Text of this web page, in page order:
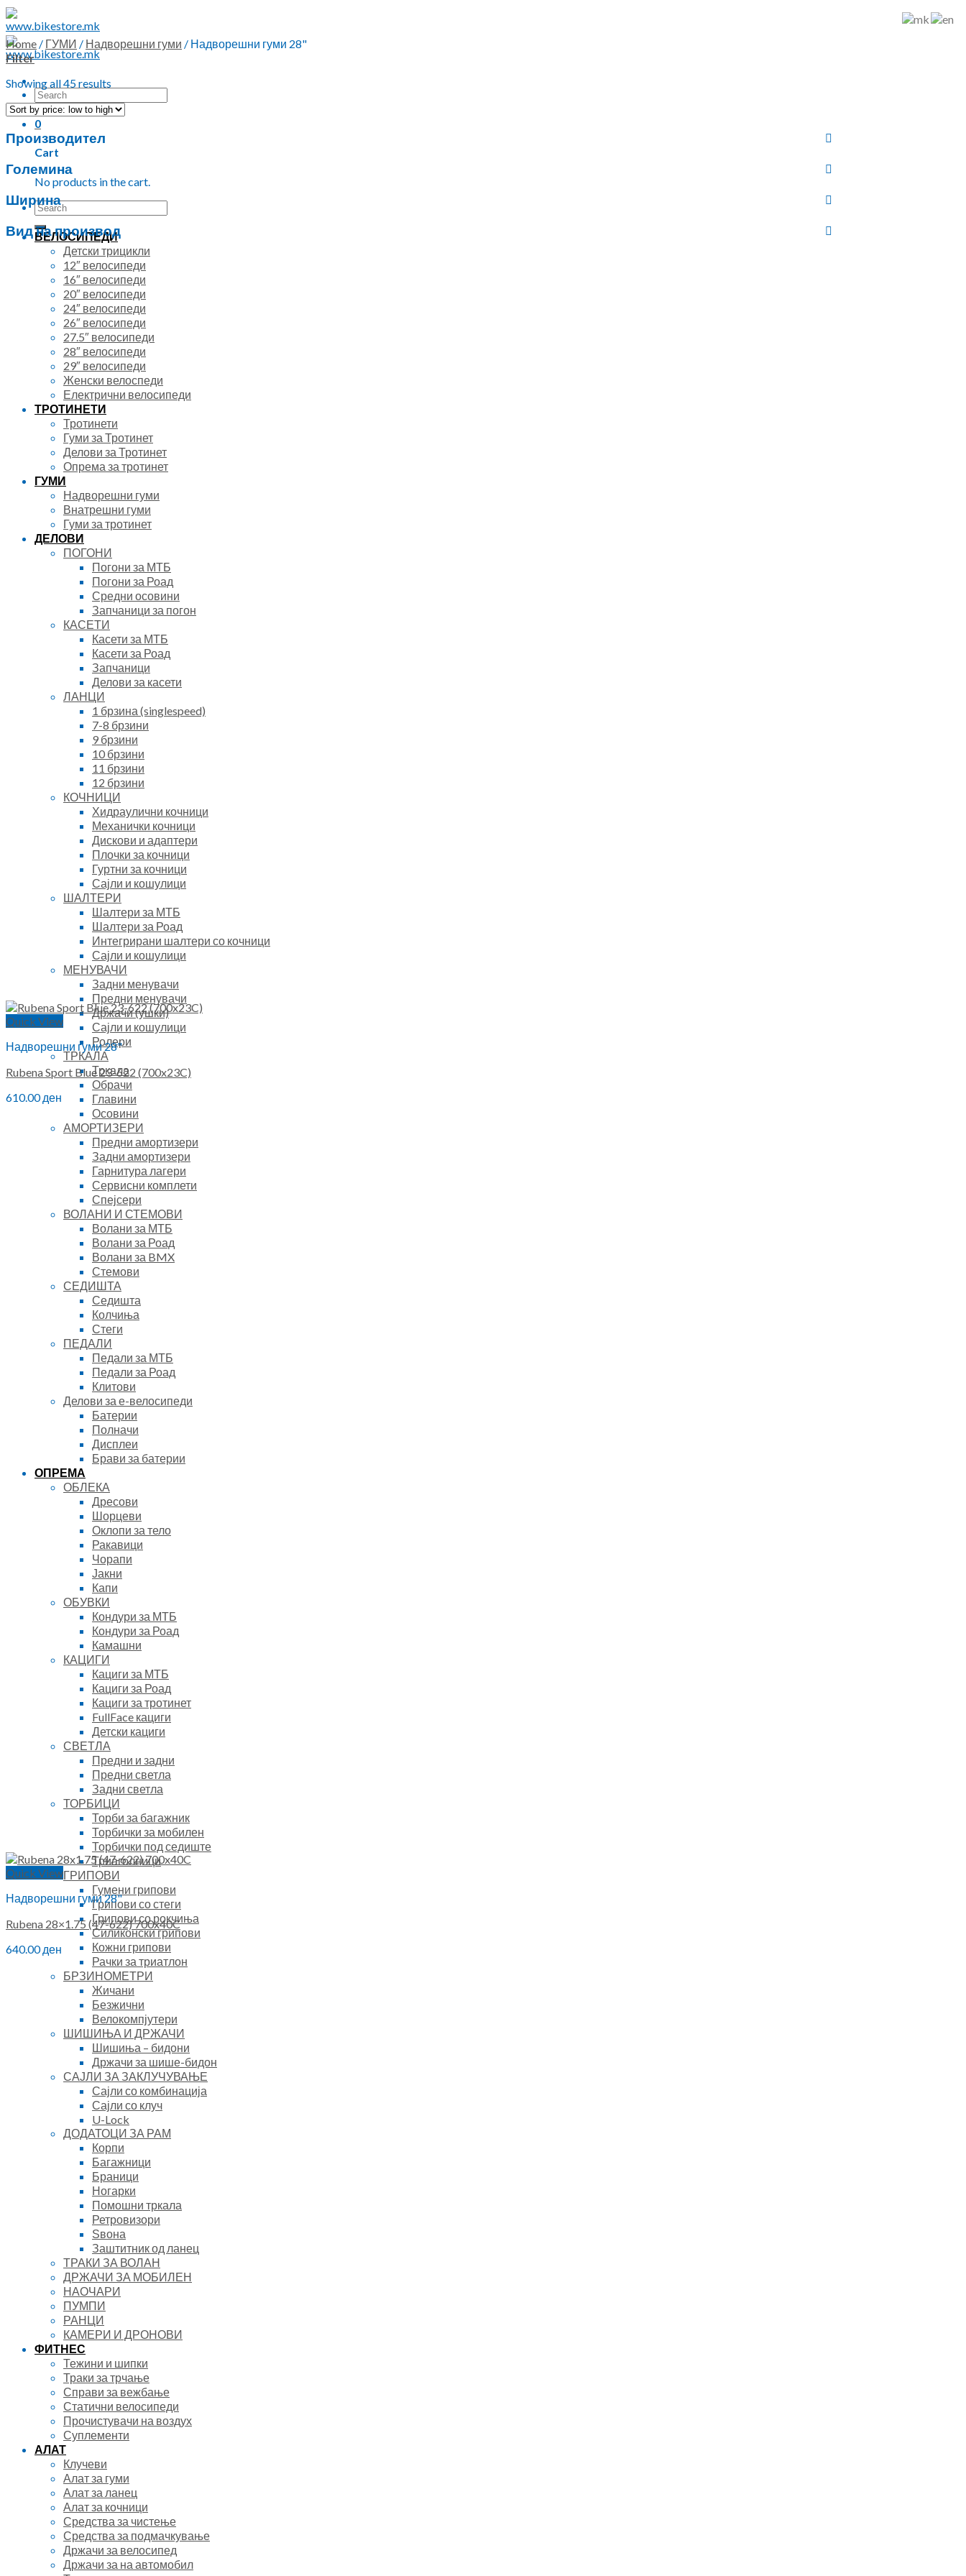
Skip
to
content
Search
for:
0
Cart
No products in the cart.
Search
for:
ВЕЛОСИПЕДИ
Детски трицикли
12″ велосипеди
16″ велосипеди
20″ велосипеди
24″ велосипеди
26″ велосипеди
27.5″ велосипеди
28″ велосипеди
29″ велосипеди
Женски велоспеди
Електрични велосипеди
ТРОТИНЕТИ
Тротинети
Гуми за Тротинет
Делови за Тротинет
Опрема за тротинет
ГУМИ
Надворешни гуми
Внатрешни гуми
Гуми за тротинет
ДЕЛОВИ
ПОГОНИ
Погони за МТБ
Погони за Роад
Средни осовини
Запчаници за погон
КАСЕТИ
Касети за МТБ
Касети за Роад
Запчаници
Делови за касети
ЛАНЦИ
1 брзина (singlespeed)
7-8 брзини
9 брзини
10 брзини
11 брзини
12 брзини
КОЧНИЦИ
Хидраулични кочници
Механички кочници
Дискови и адаптери
Плочки за кочници
Гуртни за кочници
Сајли и кошулици
ШАЛТЕРИ
Шалтери за МТБ
Шалтери за Роад
Интегрирани шалтери со кочници
Сајли и кошулици
МЕНУВАЧИ
Задни менувачи
Предни менувачи
Држачи (ушки)
Сајли и кошулици
Ролери
ТРКАЛА
Тркала
Обрачи
Главини
Осовини
АМОРТИЗЕРИ
Предни амортизери
Задни амортизери
Гарнитура лагери
Сервисни комплети
Спејсери
ВОЛАНИ И СТЕМОВИ
Волани за МТБ
Волани за Роад
Волани за BMX
Стемови
СЕДИШТА
Седишта
Колчиња
Стеги
ПЕДАЛИ
Педали за МТБ
Педали за Роад
Клитови
Делови за е-велосипеди
Батерии
Полначи
Дисплеи
Брави за батерии
ОПРЕМА
ОБЛЕКА
Дресови
Шорцеви
Оклопи за тело
Ракавици
Чорапи
Јакни
Капи
ОБУВКИ
Кондури за МТБ
Кондури за Роад
Камашни
КАЦИГИ
Кациги за МТБ
Кациги за Роад
Кациги за тротинет
FullFace кациги
Детски кациги
СВЕТЛА
Предни и задни
Предни светла
Задни светла
ТОРБИЦИ
Торби за багажник
Торбички за мобилен
Торбички под седиште
Триаголници
ГРИПОВИ
Гумени грипови
Грипови со стеги
Грипови со рокчиња
Силиконски грипови
Кожни грипови
Рачки за триатлон
БРЗИНОМЕТРИ
Жичани
Безжични
Велокомпјутери
ШИШИЊА И ДРЖАЧИ
Шишиња – бидони
Држачи за шише-бидон
САЈЛИ ЗА ЗАКЛУЧУВАЊЕ
Сајли со комбинација
Сајли со клуч
U-Lock
ДОДАТОЦИ ЗА РАМ
Корпи
Багажници
Браници
Ногарки
Помошни тркала
Ретровизори
Ѕвона
Заштитник од ланец
ТРАКИ ЗА ВОЛАН
ДРЖАЧИ ЗА МОБИЛЕН
НАОЧАРИ
ПУМПИ
РАНЦИ
КАМЕРИ И ДРОНОВИ
ФИТНЕС
Тежини и шипки
Траки за трчање
Справи за вежбање
Статични велосипеди
Прочистувачи на воздух
Суплементи
АЛАТ
Клучеви
Алат за гуми
Алат за ланец
Алат за кочници
Средства за чистење
Средства за подмачкување
Држачи за велосипед
Држачи за на автомобил
Home / ГУМИ / Надворешни гуми / Надворешни гуми 28"
Filter
Showing all 45 results
Производител
Големина
Ширина
Вид на производ
Quick View
Надворешни гуми 28"
Rubena Sport Blue 23-622 (700x23C)
610.00ден
Quick View
Надворешни гуми 28"
Rubena 28×1.75 (47-622) 700x40C
640.00ден